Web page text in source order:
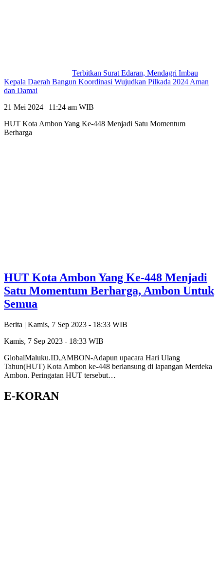
Terbitkan Surat Edaran, Mendagri Imbau
Kepala Daerah Bangun Koordinasi Wujudkan Pilkada 2024 Aman
dan Damai
21 Mei 2024 | 11:24 am WIB
HUT Kota Ambon Yang Ke-448 Menjadi Satu Momentum
Berharga
HUT Kota Ambon Yang Ke-448 Menjadi
Satu Momentum Berharga, Ambon Untuk
Semua
Berita | Kamis, 7 Sep 2023 - 18:33 WIB
Kamis, 7 Sep 2023 - 18:33 WIB
GlobalMaluku.ID,AMBON-Adapun upacara Hari Ulang
Tahun(HUT) Kota Ambon ke-448 berlansung di lapangan Merdeka
Ambon. Peringatan HUT tersebut…
E-KORAN